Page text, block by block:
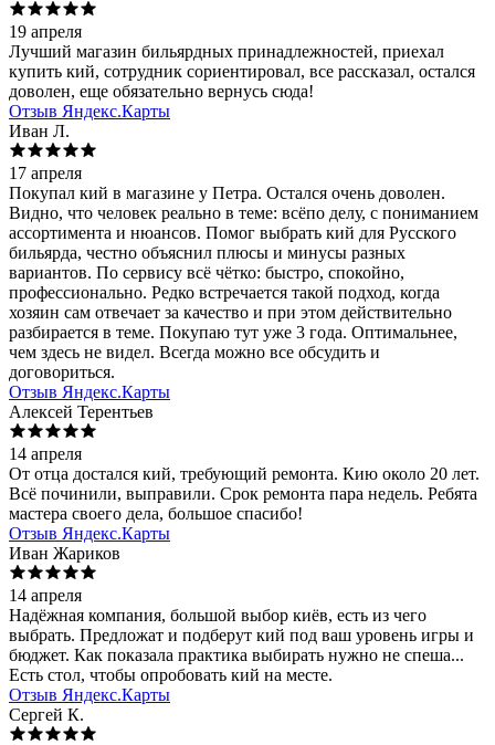
19 апреля
Лучший магазин бильярдных принадлежностей, приехал
купить кий, сотрудник сориентировал, все рассказал, остался
доволен, еще обязательно вернусь сюда!
Отзыв Яндекс.Карты
Иван Л.
17 апреля
Покупал кий в магазине у Петра. Остался очень доволен.
Видно, что человек реально в теме: всёпо делу, с пониманием
ассортимента и нюансов. Помог выбрать кий для Русского
бильярда, честно объяснил плюсы и минусы разных
вариантов. По сервису всё чётко: быстро, спокойно,
профессионально. Редко встречается такой подход, когда
хозяин сам отвечает за качество и при этом действительно
разбирается в теме. Покупаю тут уже 3 года. Оптимальнее,
чем здесь не видел. Всегда можно все обсудить и
договориться.
Отзыв Яндекс.Карты
Алексей Терентьев
14 апреля
От отца достался кий, требующий ремонта. Кию около 20 лет.
Всё починили, выправили. Срок ремонта пара недель. Ребята
мастера своего дела, большое спасибо!
Отзыв Яндекс.Карты
Иван Жариков
14 апреля
Надёжная компания, большой выбор киёв, есть из чего
выбрать. Предложат и подберут кий под ваш уровень игры и
бюджет. Как показала практика выбирать нужно не спеша...
Есть стол, чтобы опробовать кий на месте.
Отзыв Яндекс.Карты
Сергей К.